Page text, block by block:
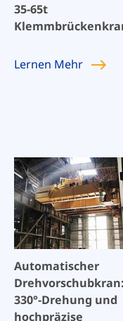
35-65t
Lernen Mehr
Automatischer
Drehvorschubkran:
330°-Drehung und
hochpräzise